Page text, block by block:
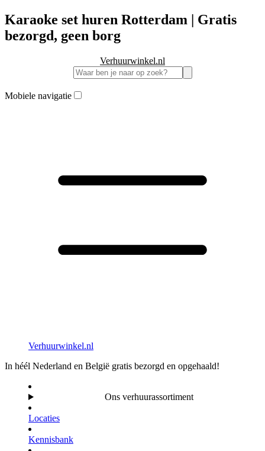
Karaoke set huren Rotterdam | Gratis
bezorgd, geen borg
Verhuurwinkel.nl
Mobiele navigatie
Verhuurwinkel.nl
In héél Nederland en België gratis bezorgd en opgehaald!
Ons verhuurassortiment
Locaties
Kennisbank